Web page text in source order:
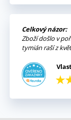
Celkový názor:
Zboží došlo v
tymián raší z